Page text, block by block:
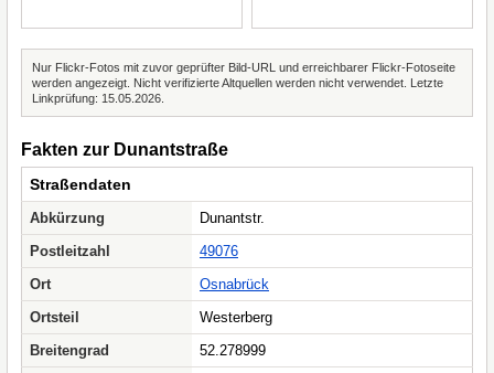
Nur Flickr-Fotos mit zuvor geprüfter Bild-URL und erreichbarer Flickr-Fotoseite
werden angezeigt. Nicht verifizierte Altquellen werden nicht verwendet. Letzte
Linkprüfung: 15.05.2026.
Fakten zur Dunantstraße
Straßendaten
Abkürzung
Dunantstr.
Postleitzahl
49076
Ort
Osnabrück
Ortsteil
Westerberg
Breitengrad
52.278999